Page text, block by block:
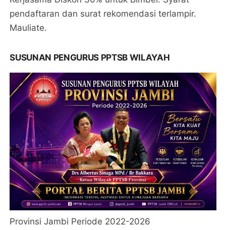
pendaftaran dan surat rekomendasi terlampir.
Mauliate.
SUSUNAN PENGURUS PPTSB WILAYAH
Provinsi Jambi Periode 2022-2026